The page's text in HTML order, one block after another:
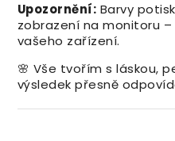
Upozornění: Barvy
zobrazení na monitoru
vašeho zařízení.
🌸 Vše tvořím s láskou,
výsledek přesně